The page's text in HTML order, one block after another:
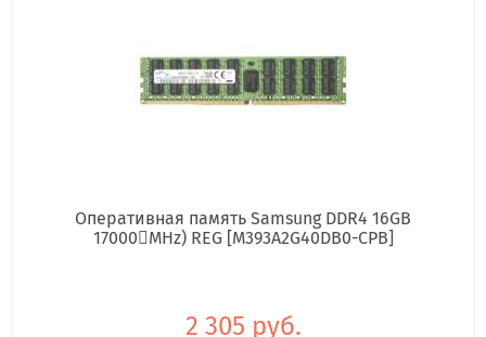
Оперативная память Samsung DDR4 16GB
17000񢋕MHz) REG [M393A2G40DB0-CPB]
2 305 руб.